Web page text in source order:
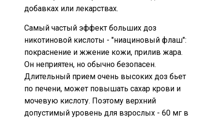
добавках или лекарствах.
Самый частый эффект больших доз
никотиновой кислоты - "ниациновый флаш":
покраснение и жжение кожи, прилив жара.
Он неприятен, но обычно безопасен.
Длительный прием очень высоких доз бьет
по печени, может повышать сахар крови и
мочевую кислоту. Поэтому верхний
допустимый уровень для взрослых - 60 мг в